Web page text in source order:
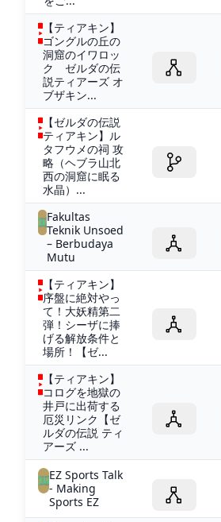
【ティアキン】
ゴングルの丘の
洞窟のイワロッ
ク ゼルダの伝
説ティアーズ オ
ブザキン...
【ゼルダの伝説
ティアキン】ル
タフウメの祠 攻
略（ヘブラ山北
西の洞窟に眠る
水晶）...
Fakultas
Teknik Unsoed
– Berbudaya
Mutu
【ティアキン】
序盤に絶対やっ
て！大妖精第二
弾！シーザに捧
げる解放条件と
場所！【ゼ...
【ティアキン】
コログを地獄の
井戸に出荷する
厄災リンク【ゼ
ルダの伝説 ティ
アーズ ...
EZ Sports Talk
- Making
Sports EZ